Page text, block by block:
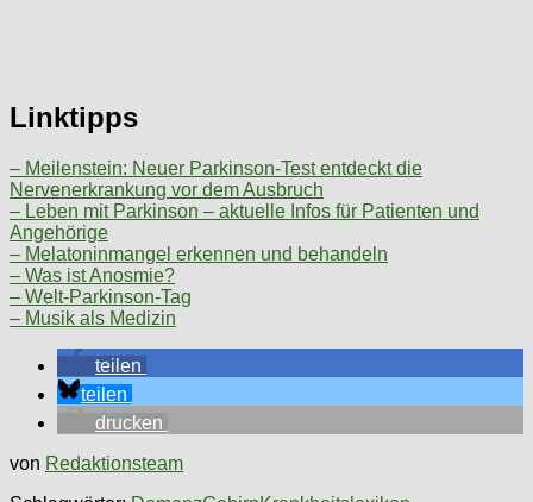
Linktipps
– Meilenstein: Neuer Parkinson-Test entdeckt die
Nervenerkrankung vor dem Ausbruch
– Leben mit Parkinson – aktuelle Infos für Patienten und
Angehörige
– Melatoninmangel erkennen und behandeln
– Was ist Anosmie?
– Welt-Parkinson-Tag
– Musik als Medizin
teilen
teilen
drucken
von Redaktionsteam